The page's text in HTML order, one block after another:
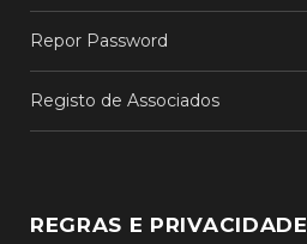
Repor Password
Registo de Associados
REGRAS E PRIVACIDADE